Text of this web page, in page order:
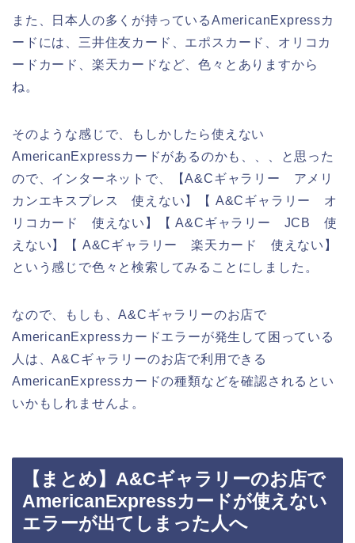
また、日本人の多くが持っているAmericanExpressカ
ードには、三井住友カード、エポスカード、オリコカ
ードカード、楽天カードなど、色々とありますから
ね。
そのような感じで、もしかしたら使えない
AmericanExpressカードがあるのかも、、、と思った
ので、インターネットで、【A&Cギャラリー アメリ
カンエキスプレス 使えない】【 A&Cギャラリー オ
リコカード 使えない】【 A&Cギャラリー JCB 使
えない】【 A&Cギャラリー 楽天カード 使えない】
という感じで色々と検索してみることにしました。
なので、もしも、A&Cギャラリーのお店で
AmericanExpressカードエラーが発生して困っている
人は、A&Cギャラリーのお店で利用できる
AmericanExpressカードの種類などを確認されるとい
いかもしれませんよ。
【まとめ】A&Cギャラリーのお店で
AmericanExpressカードが使えない
エラーが出てしまった人へ